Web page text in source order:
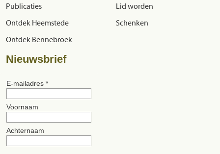
Publicaties
Ontdek Heemstede
Ontdek Bennebroek
Lid worden
Schenken
Nieuwsbrief